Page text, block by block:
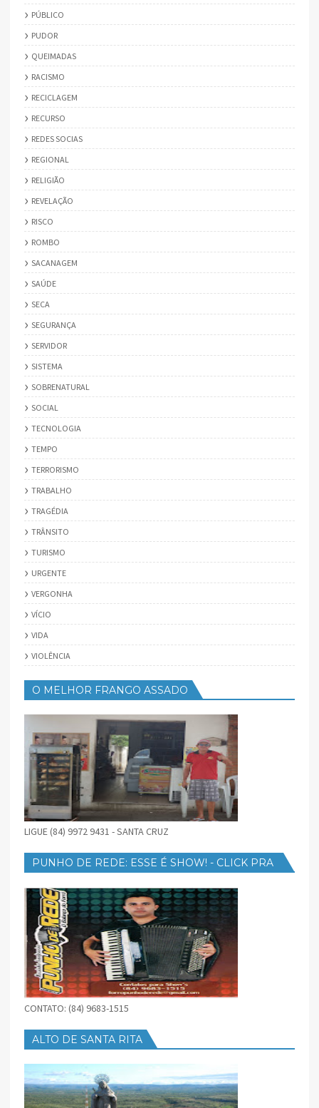
PÚBLICO
PUDOR
QUEIMADAS
RACISMO
RECICLAGEM
RECURSO
REDES SOCIAS
REGIONAL
RELIGIÃO
REVELAÇÃO
RISCO
ROMBO
SACANAGEM
SAÚDE
SECA
SEGURANÇA
SERVIDOR
SISTEMA
SOBRENATURAL
SOCIAL
TECNOLOGIA
TEMPO
TERRORISMO
TRABALHO
TRAGÉDIA
TRÂNSITO
TURISMO
URGENTE
VERGONHA
VÍCIO
VIDA
VIOLÊNCIA
O MELHOR FRANGO ASSADO
LIGUE (84) 9972 9431 - SANTA CRUZ
PUNHO DE REDE: ESSE É SHOW! - CLICK PRA
CONTATO: (84) 9683-1515
ALTO DE SANTA RITA